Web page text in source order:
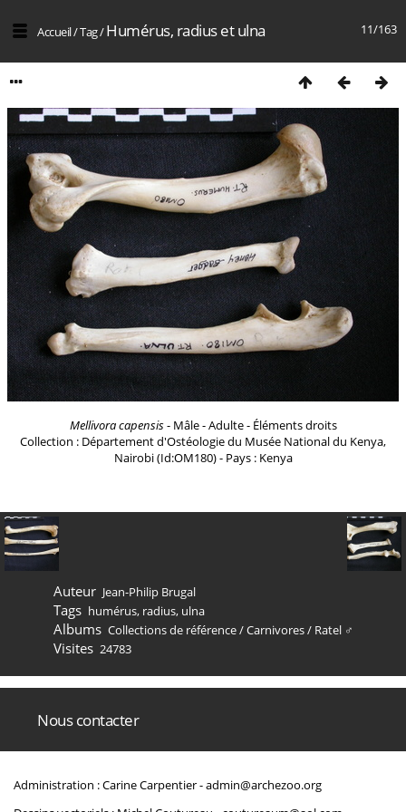
11/163
Accueil/Tag/Humérus, radius et ulna
Mellivora capensis- Mâle - Adulte - Éléments droits
Collection : Département d'Ostéologie du Musée National du Kenya,
Nairobi (Id:OM180) - Pays : Kenya
Auteur Jean-Philip Brugal
Tags humérus, radius, ulna
Albums Collections de référence/Carnivores/ Ratel ♂
Visites 24783
Nous contacter
Administration : Carine Carpentier -admin@archezoo.org